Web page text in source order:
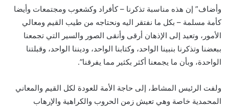
وأضاف” إن هذه مناسبة تذكرنا – كأفراد وكشعوب ومجتمعات وأيضا
كأمة مسلمة – بكل ما نفتقر اليه ونحتاجه من طيب القيم ومعالي
الأمور، وتعيد إلى الإذهان أرقى وأنقى الصور والسير التي تجمعنا
ببعضنا وتذكرنا بنبينا الواحد، وكتابنا الواحد، وديننا الواحد، وقبلتنا
الواحدة، وبأن ما يجمعنا أكثر بكثير مما يفرقنا”.
ولفت الرئيس المشاط، إلى حاجة الأمة للعودة لكل القيم والمعاني
المحمدية خاصة وهي تعيش زمن الحروب والكراهية والإرهاب